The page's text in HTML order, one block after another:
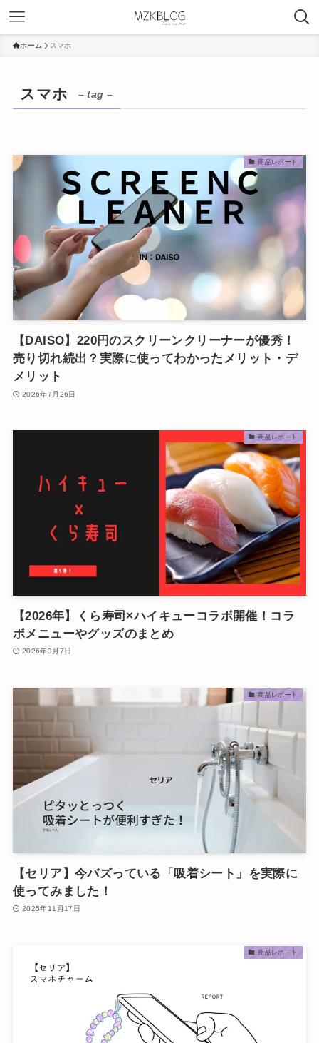
ホーム スマホ
スマホ – tag –
商品レポート
【DAISO】220円のスクリーンクリーナーが優秀！
売り切れ続出？実際に使ってわかったメリット・デ
メリット
2026年7月26日
商品レポート
【2026年】くら寿司×ハイキューコラボ開催！コラ
ボメニューやグッズのまとめ
2026年3月7日
商品レポート
【セリア】今バズっている「吸着シート」を実際に
使ってみました！
2025年11月17日
商品レポート